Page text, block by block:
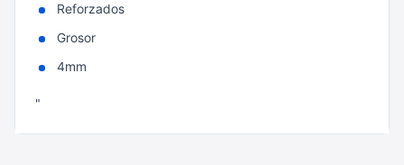
Reforzados
Grosor
4mm
"